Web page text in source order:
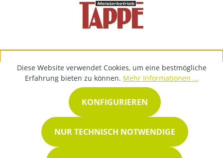
Diese Website verwendet Cookies, um eine bestmögliche
Erfahrung bieten zu können. Mehr Informationen ...
NUR TECHNISCH NOTWENDIGE
KONFIGURIEREN